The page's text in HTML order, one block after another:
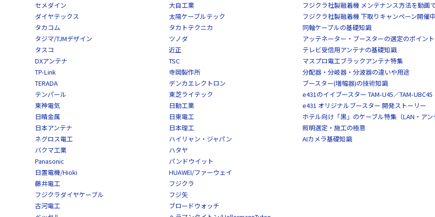
セメダイン
大自工業
ダイヤテックス
太陽ケーブルテック
タカコム
タカトテクニカ
タジマ/TJMデザイン
ツノダ
タスコ
近正
DXアンテナ
TSC
TP-Link
寺岡製作所
TERADA
デンカエレクトロン
テンパール
東芝ライテック
東神電気
日動工業
日晴金属
日東電工
日本アンテナ
日本理工
ネグロス電工
ハイリャン・ジャパン
バクマ工業
ハタヤ
Panasonic
パンドウイット
日置電機/Hioki
HUAWEI/ファーウェイ
藤井電工
フジクラ
フジクラダイヤケーブル
フジ矢
古河電工
ブロードウォッチ
フジクラ社製融着機 メンテナンス方法を動画
フジクラ社製融着機 下取りキャンペーン開催中
同軸ケーブルの基礎知識
アッテネーター・ブースターの選定のポイント
テレビ受信用アンテナの基礎知識
マスプロ電工ブラックアンテナ特集
分配器・分岐器・分波器の違いや用途
ブースター(増幅器)の技術知識
e431のイイブースター TAM-U45／TAM-UBC45
e431 オリジナルブースター 開発ストーリー
ホテル向け「黒」のケーブル特集（LAN・アン
照明選定・施工の極意
AIカメラ基礎知識